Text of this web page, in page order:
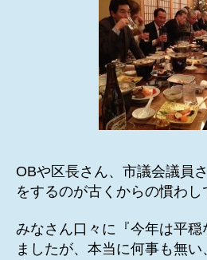
OBや区長さん、市議会議員
をするのが古くからの慣わし
みなさん口々に『今年は平
ましたが、本当に何事も無